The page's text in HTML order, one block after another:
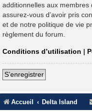
additionnelles aux membres
assurez-vous d’avoir pris
et de notre politique de vie
règlement du forum.
Conditions d’utilisation |
S’enregistrer
Accueil Delta Island